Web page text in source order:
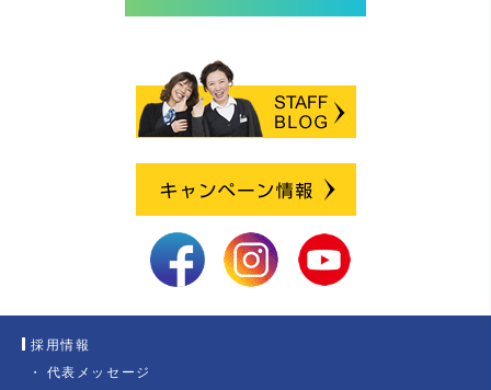
採用情報
代表メッセージ